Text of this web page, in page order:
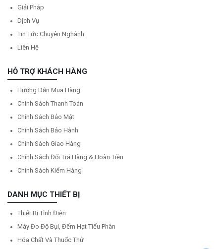
Giải Pháp
Dịch Vụ
Tin Tức Chuyên Nghành
Liên Hệ
HỖ TRỢ KHÁCH HÀNG
Hướng Dẫn Mua Hàng
Chính Sách Thanh Toán
Chính Sách Bảo Mật
Chính Sách Bảo Hành
Chính Sách Giao Hàng
Chính Sách Đổi Trả Hàng & Hoàn Tiền
Chính Sách Kiểm Hàng
DANH MỤC THIẾT BỊ
Thiết Bị Tĩnh Điện
Máy Đo Độ Bụi, Đếm Hạt Tiểu Phân
Hóa Chất Và Thuốc Thử